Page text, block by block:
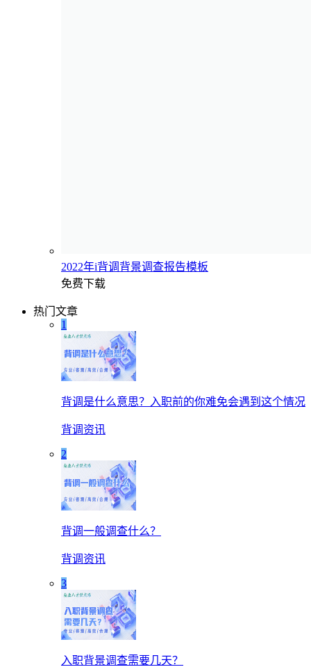
2022年i背调背景调查报告模板
免费下载
热门文章
1
背调是什么意思？入职前的你难免会遇到这个情况
背调资讯
2
背调一般调查什么？
背调资讯
3
入职背景调查需要几天？